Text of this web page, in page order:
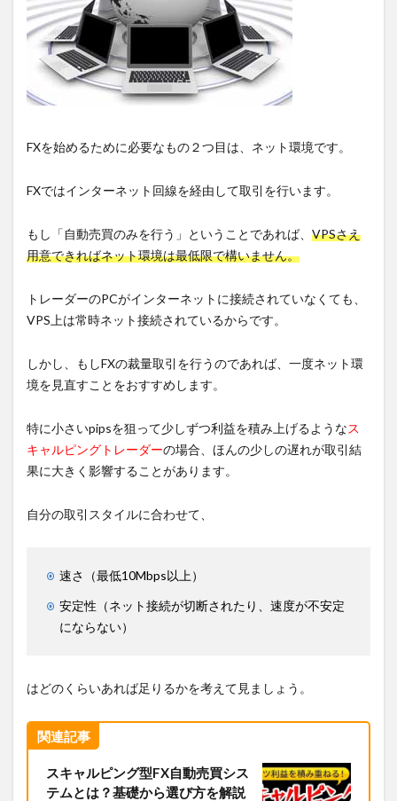
FXを始めるために必要なもの２つ目は、ネット環境です。
FXではインターネット回線を経由して取引を行います。
もし「自動売買のみを行う」ということであれば、 VPSさえ
用意できればネット環境は最低限で構いません。
トレーダーのPCがインターネットに接続されていなくても、
VPS上は常時ネット接続されているからです。
しかし、もしFXの裁量取引を行うのであれば、一度ネット環
境を見直すことをおすすめします。
特に小さいpipsを狙って少しずつ利益を積み上げるようなス
キャルピングトレーダーの場合、ほんの少しの遅れが取引結
果に大きく影響することがあります。
自分の取引スタイルに合わせて、
速さ（最低10Mbps以上）
安定性（ネット接続が切断されたり、速度が不安定
にならない）
はどのくらいあれば足りるかを考えて見ましょう。
関連記事
スキャルピング型FX自動売買シス
テムとは？基礎から選び方を解説